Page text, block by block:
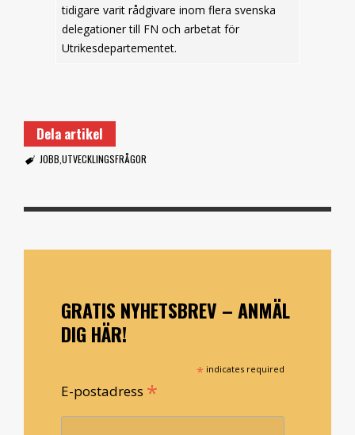
tidigare varit rådgivare inom flera svenska
delegationer till FN och arbetat för
Utrikesdepartementet.
Dela artikel
JOBB UTVECKLINGSFRÅGOR
GRATIS NYHETSBREV – ANMÄL
DIG HÄR!
* indicates required
E-postadress *